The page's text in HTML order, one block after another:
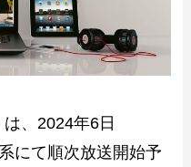
、2024年6日
にて順次放送開始予